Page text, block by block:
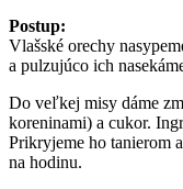
Postup:
Vlašské orechy
a pulzujúco ich
Do veľkej misy dáme
koreninami) a cukor.
Prikryjeme ho tanierom
na hodinu.